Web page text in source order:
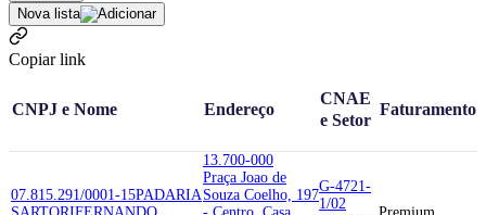
Nova lista
Copiar link
CNPJ e Nome Endereço
CNAE
e Setor
Faturamento
07.815.291/0001-15PADARIA
13.700-000
Praça Joao de
Souza Coelho, 197
G-4721-
1/02